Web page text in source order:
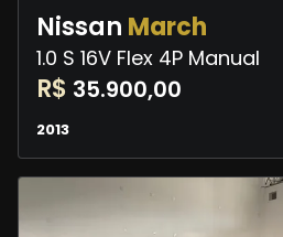
Nissan March
1.0 S 16V Flex 4P Manual
R$ 35.900,00
2013